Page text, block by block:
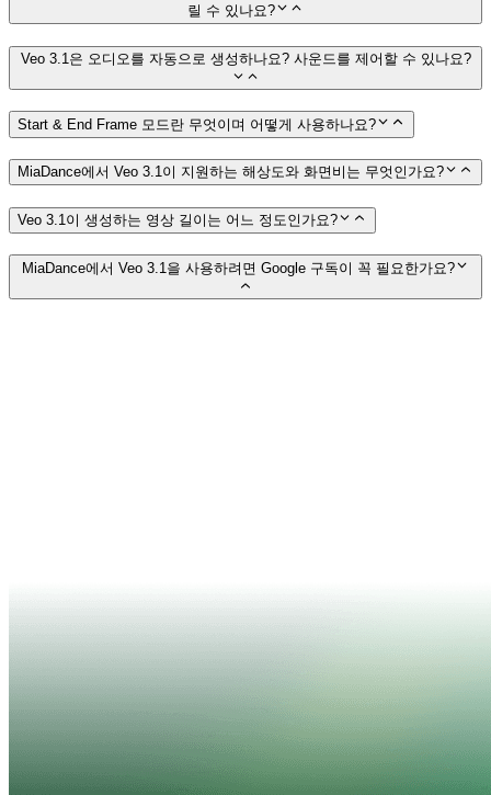
릴 수 있나요?
Veo 3.1은 오디오를 자동으로 생성하나요? 사운드를 제어할 수 있나요?
Start & End Frame 모드란 무엇이며 어떻게 사용하나요?
MiaDance에서 Veo 3.1이 지원하는 해상도와 화면비는 무엇인가요?
Veo 3.1이 생성하는 영상 길이는 어느 정도인가요?
MiaDance에서 Veo 3.1을 사용하려면 Google 구독이 꼭 필요한가요?